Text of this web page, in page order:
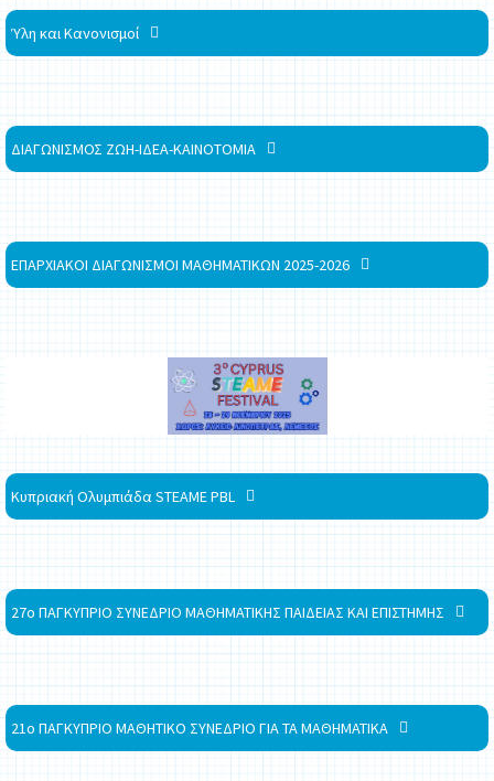
Ύλη και Κανονισμοί
ΔΙΑΓΩΝΙΣΜΟΣ ΖΩΗ-ΙΔΕΑ-ΚΑΙΝΟΤΟΜΙΑ
ΕΠΑΡΧΙΑΚΟΙ ΔΙΑΓΩΝΙΣΜΟΙ ΜΑΘΗΜΑΤΙΚΩΝ 2025-2026
Κυπριακή Ολυμπιάδα STEAME PBL
27ο ΠΑΓΚΥΠΡΙΟ ΣΥΝΕΔΡΙΟ ΜΑΘΗΜΑΤΙΚΗΣ ΠΑΙΔΕΙΑΣ ΚΑΙ ΕΠΙΣΤΗΜΗΣ
21ο ΠΑΓΚΥΠΡΙΟ ΜΑΘΗΤΙΚΟ ΣΥΝΕΔΡΙΟ ΓΙΑ ΤΑ ΜΑΘΗΜΑΤΙΚΑ